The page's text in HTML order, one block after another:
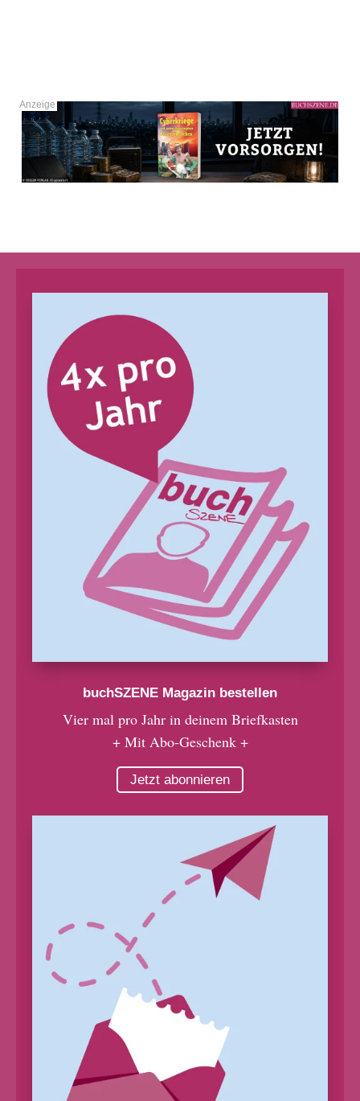
buchSZENE Magazin bestellen
Vier mal pro Jahr in deinem Briefkasten
+ Mit Abo-Geschenk +
Jetzt abonnieren